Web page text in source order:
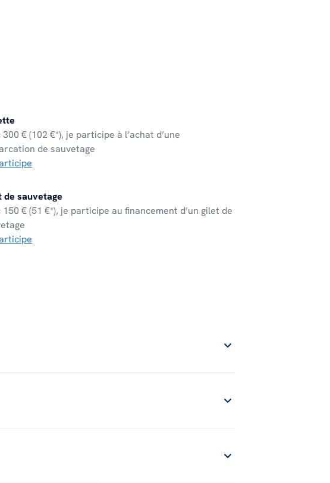
300 € (102 €*), je participe à l’achat d’une
de sauvetage
de sauvetage
150 € (51 €*), je participe au financement d’un gilet de